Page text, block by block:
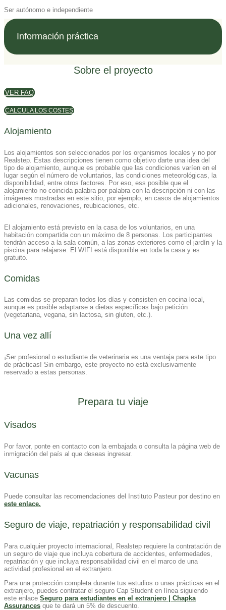
Ser autónomo e independiente
Información práctica
Sobre el proyecto
VER FAQ
CALCULA LOS COSTES
Alojamiento
Los alojamientos son seleccionados por los organismos locales y no por
Realstep. Estas descripciones tienen como objetivo darte una idea del
tipo de alojamiento, aunque es probable que las condiciones varíen en el
lugar según el número de voluntarios, las condiciones meteorológicas, la
disponibilidad, entre otros factores. Por eso, ess posible que el
alojamiento no coincida palabra por palabra con la descripción ni con las
imágenes mostradas en este sitio, por ejemplo, en casos de alojamientos
adicionales, renovaciones, reubicaciones, etc.
El alojamiento está previsto en la casa de los voluntarios, en una
habitación compartida con un máximo de 8 personas. Los participantes
tendrán acceso a la sala común, a las zonas exteriores como el jardín y la
piscina para relajarse. El WIFI está disponible en toda la casa y es
gratuito.
Comidas
Las comidas se preparan todos los días y consisten en cocina local,
aunque es posible adaptarse a dietas específicas bajo petición
(vegetariana, vegana, sin lactosa, sin gluten, etc.).
Una vez allí
¡Ser profesional o estudiante de veterinaria es una ventaja para este tipo
de prácticas! Sin embargo, este proyecto no está exclusivamente
reservado a estas personas.
Prepara tu viaje
Visa​dos
Por favor, ponte en contacto con la embajada o consulta la página web de
inmigración del país al que deseas ingresar.
Vacunas
Puede consultar las recomendaciones del Instituto Pasteur por destino en
este enlace.
Seguro de viaje, repatriación y responsabilidad civil
Para cualquier proyecto internacional, Realstep requiere la contratación de
un seguro de viaje que incluya cobertura de accidentes, enfermedades,
repatriación y que incluya responsabilidad civil en el marco de una
actividad profesional en el extranjero.
Para una protección completa durante tus estudios o unas prácticas en el
extranjero, puedes contratar el seguro Cap Student en línea siguiendo
este enlace Seguro para estudiantes en el extranjero | Chapka
Assurances que te dará un 5% de descuento.